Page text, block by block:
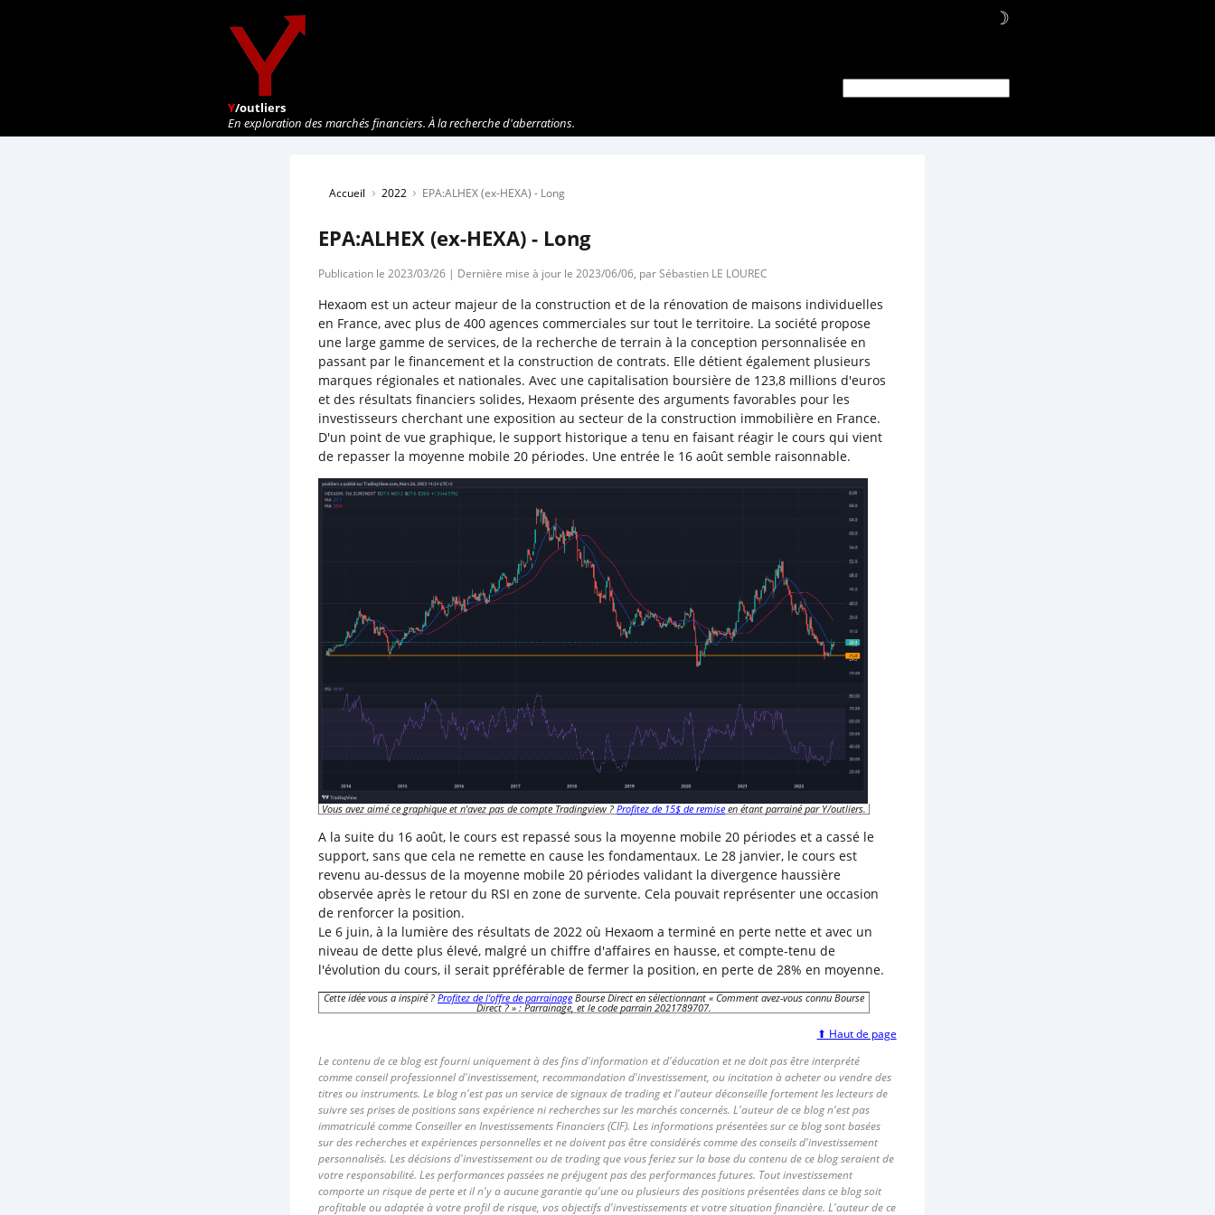
☽
Y/outliers
En exploration des marchés financiers. À la recherche d'aberrations.
Accueil › 2022 › EPA:ALHEX (ex-HEXA) - Long
EPA:ALHEX (ex-HEXA) - Long
Publication le 2023/03/26 | Dernière mise à jour le 2023/06/06, par Sébastien LE LOUREC
Hexaom est un acteur majeur de la construction et de la rénovation de maisons individuelles
en France, avec plus de 400 agences commerciales sur tout le territoire. La société propose
une large gamme de services, de la recherche de terrain à la conception personnalisée en
passant par le financement et la construction de contrats. Elle détient également plusieurs
marques régionales et nationales. Avec une capitalisation boursière de 123,8 millions d'euros
et des résultats financiers solides, Hexaom présente des arguments favorables pour les
investisseurs cherchant une exposition au secteur de la construction immobilière en France.
D'un point de vue graphique, le support historique a tenu en faisant réagir le cours qui vient
de repasser la moyenne mobile 20 périodes. Une entrée le 16 août semble raisonnable.
Vous avez aimé ce graphique et n'avez pas de compte Tradingview ?Profitez de 15$ de remiseen étant parrainé par Y/outliers.
A la suite du 16 août, le cours est repassé sous la moyenne mobile 20 périodes et a cassé le
support, sans que cela ne remette en cause les fondamentaux. Le 28 janvier, le cours est
revenu au-dessus de la moyenne mobile 20 périodes validant la divergence haussière
observée après le retour du RSI en zone de survente. Cela pouvait représenter une occasion
de renforcer la position.
Le 6 juin, à la lumière des résultats de 2022 où Hexaom a terminé en perte nette et avec un
niveau de dette plus élevé, malgré un chiffre d'affaires en hausse, et compte-tenu de
l'évolution du cours, il serait ppréférable de fermer la position, en perte de 28% en moyenne.
Cette idée vous a inspiré ?Profitez de l'offre de parrainageBourse Direct en sélectionnant « Comment avez-vous connu Bourse
Direct ? » : Parrainage, et le code parrain 2021789707.
⬆ Haut de page
Le contenu de ce blog est fourni uniquement à des fins d'information et d'éducation et ne doit pas être interprété
comme conseil professionnel d'investissement, recommandation d'investissement, ou incitation à acheter ou vendre des
titres ou instruments. Le blog n'est pas un service de signaux de trading et l'auteur déconseille fortement les lecteurs de
suivre ses prises de positions sans expérience ni recherches sur les marchés concernés. L'auteur de ce blog n'est pas
immatriculé comme Conseiller en Investissements Financiers (CIF). Les informations présentées sur ce blog sont basées
sur des recherches et expériences personnelles et ne doivent pas être considérés comme des conseils d'investissement
personnalisés. Les décisions d'investissement ou de trading que vous feriez sur la base du contenu de ce blog seraient de
votre responsabilité. Les performances passées ne préjugent pas des performances futures. Tout investissement
comporte un risque de perte et il n'y a aucune garantie qu'une ou plusieurs des positions présentées dans ce blog soit
profitable ou adaptée à votre profil de risque, vos objectifs d'investissements et votre situation financière. L'auteur de ce